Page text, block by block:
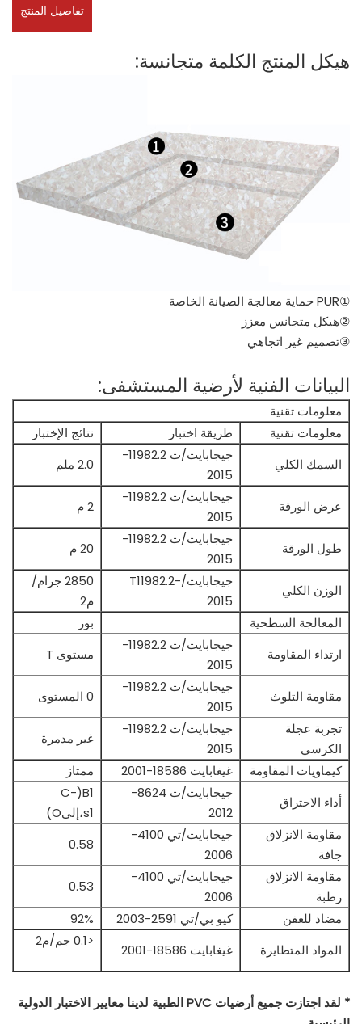
تفاصيل المنتج
هيكل المنتج الكلمة متجانسة:
①PUR حماية معالجة الصيانة الخاصة
②هيكل متجانس معزز
③تصميم غير اتجاهي
البيانات الفنية لأرضية المستشفى:
معلومات تقنية
معلومات تقنية
طريقة اختبار
نتائج الإختبار
السمك الكلي
جيجابايت/ت 11982.2-
2015
2.0 ملم
عرض الورقة
جيجابايت/ت 11982.2-
2015
2 م
طول الورقة
جيجابايت/ت 11982.2-
2015
20 م
الوزن الكلي
جيجابايت/T11982.2-
2015
2850 جرام/
م2
المعالجة السطحية
بور
ارتداء المقاومة
جيجابايت/ت 11982.2-
2015
مستوى T
مقاومة التلوث
جيجابايت/ت 11982.2-
2015
0 المستوى
تجربة عجلة
الكرسي
جيجابايت/ت 11982.2-
2015
غير مدمرة
كيماويات المقاومة
غيغابايت 18586-2001
ممتاز
أداء الاحتراق
جيجابايت/ت 8624-
2012
B1(C-
s1،إلىO)
مقاومة الانزلاق
جافة
جيجابايت/تي 4100-
2006
0.58
مقاومة الانزلاق
رطبة
جيجابايت/تي 4100-
2006
0.53
مضاد للعفن
كيو بي/تي 2591-2003
92%
المواد المتطايرة
غيغابايت 18586-2001
<0.1 جم/م2
* لقد اجتازت جميع أرضيات PVC الطبية لدينا معايير الاختبار الدولية